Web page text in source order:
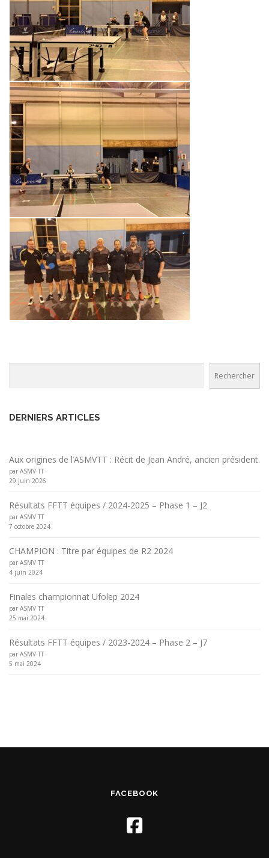
Rechercher
DERNIERS ARTICLES
Aux origines de l’ASMVTT : Récit de Jean André, ancien président.
par ASMV TT
29 juin 2026
Résultats FFTT équipes / 2024-2025 – Phase 1 – J2
par ASMV TT
7 octobre 2024
CHAMPION : Titre par équipes de R2 2024
par ASMV TT
4 juin 2024
Finales championnat Ufolep 2024
par ASMV TT
25 mai 2024
Résultats FFTT équipes / 2023-2024 – Phase 2 – J7
par ASMV TT
5 mai 2024
FACEBOOK